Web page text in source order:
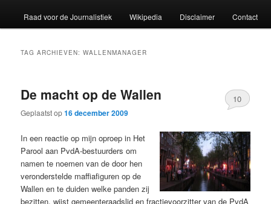
Raad voor de Journalistiek Wikipedia Disclaimer Contact
TAG ARCHIEVEN:WALLENMANAGER
De macht op de Wallen
Geplaatst op16 december 2009
10
In een reactie op mijn oproep in Het
Parool aan PvdA-bestuurders om
namen te noemen van de door hen
veronderstelde maffiafiguren op de
Wallen en te duiden welke panden zij
bezitten, wijst gemeenteraadslid en fractievoorzitter van de PvdA